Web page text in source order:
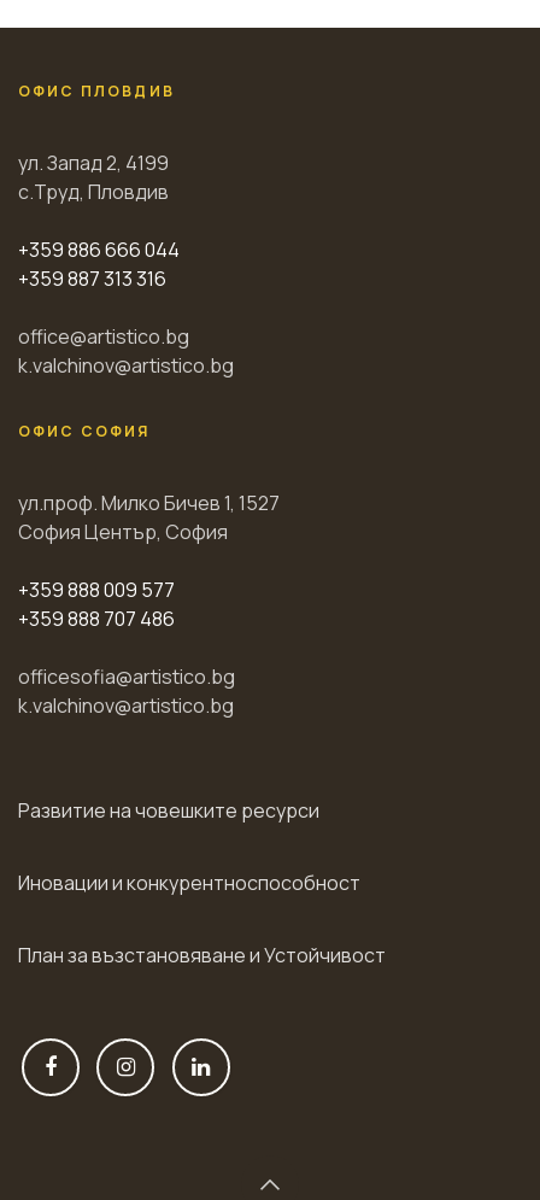
ОФИС ПЛОВДИВ
ул. Запад 2, 4199
с.Труд, Пловдив
+359 886 666 044
+359 887 313 316
office@artistico.bg
k.valchinov@artistico.bg
ОФИС СОФИЯ
ул.проф. Милко Бичев 1, 1527
София Център, София
+359 888 009 577
+359 888 707 486
officesofia@artistico.bg
k.valchinov@artistico.bg
Развитие на човешките ресурси
Иновации и конкурентноспособност
План за възстановяване и Устойчивост